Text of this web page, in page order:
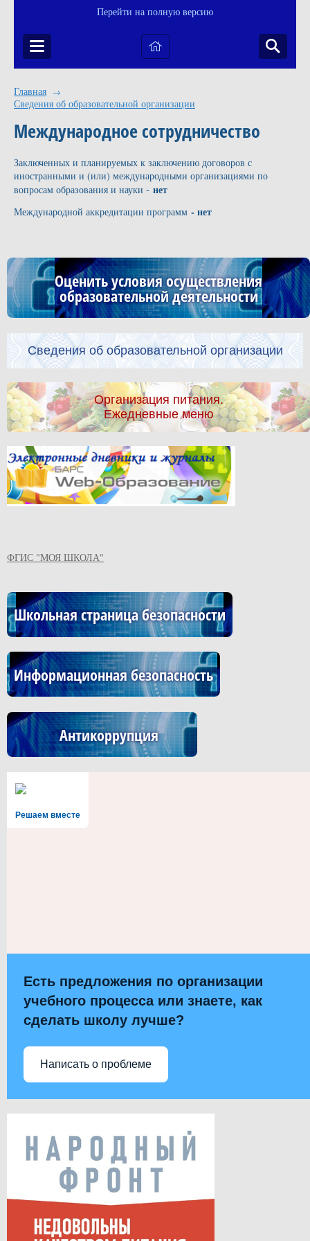
Перейти на полную версию
Главная →
Сведения об образовательной организации
Международное сотрудничество
Заключенных и планируемых к заключению договоров с
иностранными и (или) международными организациями по
вопросам образования и науки - нет
Международной аккредитации программ - нет
Оценить условия осуществления
образовательной деятельности
Сведения об образовательной организации
Организация питания.
Ежедневные меню
ФГИС "МОЯ ШКОЛА"
Школьная страница безопасности
Информационная безопасность
Антикоррупция
Решаем вместе
Есть предложения по организации
учебного процесса или знаете, как
сделать школу лучше?
Написать о проблеме